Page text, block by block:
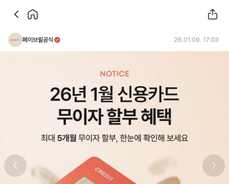
페이브릴공식 26.01.09. 17:03
Previous slide